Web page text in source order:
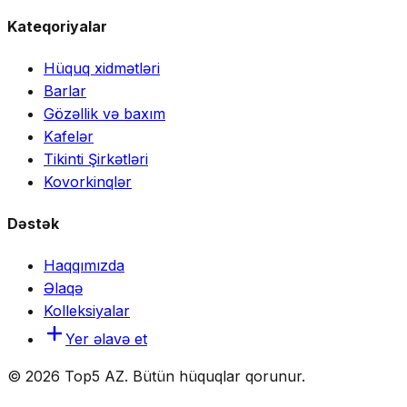
Kateqoriyalar
Hüquq xidmətləri
Barlar
Gözəllik və baxım
Kafelər
Tikinti Şirkətləri
Kovorkinqlər
Dəstək
Haqqımızda
Əlaqə
Kolleksiyalar
Yer əlavə et
© 2026 Top5 AZ. Bütün hüquqlar qorunur.